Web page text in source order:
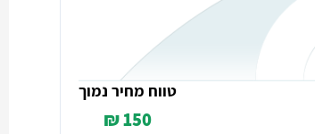
טווח מחיר נמוך
150 ₪